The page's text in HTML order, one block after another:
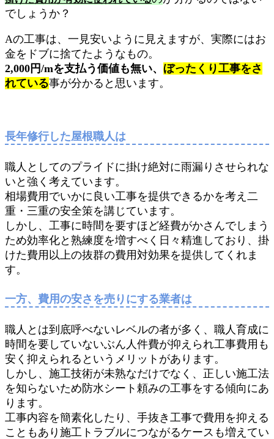
でしょうか？
Aの工事は、一見安いように見えますが、実際にはお
金をドブに捨てたようなもの。
2,000円/mを支払う価値も無い、 ぼったくり工事をさ
れている事が分かると思います。
長年修行した屋根職人は
職人としてのプライドに掛け絶対に雨漏りさせられな
いと強く考えています。
相場費用でいかに良い工事を提供できるかを考え二
重・三重の安全策を講じています。
しかし、工事に時間を要すほど経費がかさんでしまう
ため効率化と熟練度を増すべく日々精進しており、掛
けた費用以上の抜群の費用対効果を提供してくれま
す。
一方、費用の安さを売りにする業者は
職人とは到底呼べないレベルの者が多く、職人育成に
時間を要していないぶん人件費が抑えられ工事費用も
安く抑えられるというメリットがあります。
しかし、施工技術が未熟なだけでなく、正しい施工法
を知らないため防水シート頼みの工事をする傾向にあ
ります。
工事内容を簡素化したり、手抜き工事で費用を抑える
こともあり施工トラブルにつながるケースも増えてい